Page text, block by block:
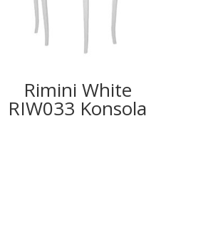
Rimini White
RIW033 Konsola